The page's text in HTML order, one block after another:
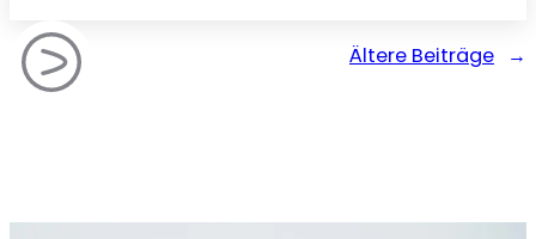
Ältere Beiträge →